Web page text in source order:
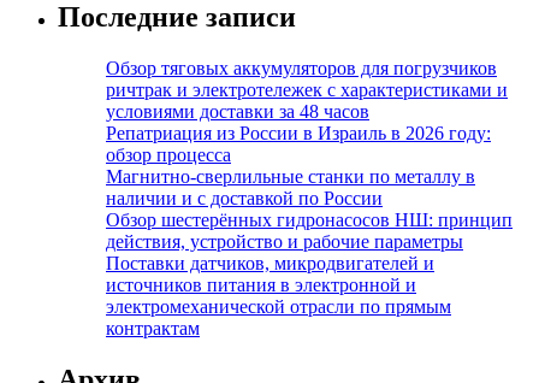
Последние записи
Обзор тяговых аккумуляторов для погрузчиков
ричтрак и электротележек с характеристиками и
условиями доставки за 48 часов
Репатриация из России в Израиль в 2026 году:
обзор процесса
Магнитно-сверлильные станки по металлу в
наличии и с доставкой по России
Обзор шестерённых гидронасосов НШ: принцип
действия, устройство и рабочие параметры
Поставки датчиков, микродвигателей и
источников питания в электронной и
электромеханической отрасли по прямым
контрактам